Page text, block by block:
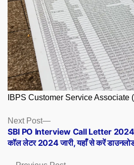
IBPS Customer Service Associate
Posts
navigation
Next Post
Next
post:
SBI PO Interview Call Letter 2024
कॉल लेटर 2024 जारी, यहाँ से करें